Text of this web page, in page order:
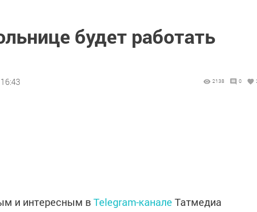
будет работать
2138 0
и интересным вTelegram-канале Татмедиа